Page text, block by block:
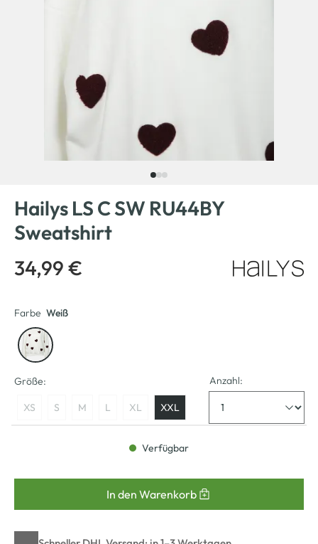
Hailys LS C SW RU44BY
Sweatshirt
34,99 €
Farbe Weiß
Größe:
XS S M L XL XXL
Anzahl:
Verfügbar
In den Warenkorb